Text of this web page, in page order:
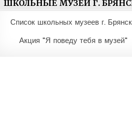
ШКОЛЬНЫЕ МУЗЕИ Г.
Список школьных музеев г.
Акция "Я поведу тебя в музей"